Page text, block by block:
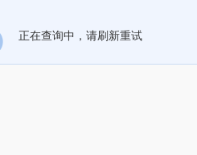
正在查询中，请刷新重试